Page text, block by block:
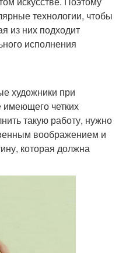
технологии, чтобы
из них подходит
исполнения
художники при
имеющего четких
такую работу, нужно
воображением и
которая должна